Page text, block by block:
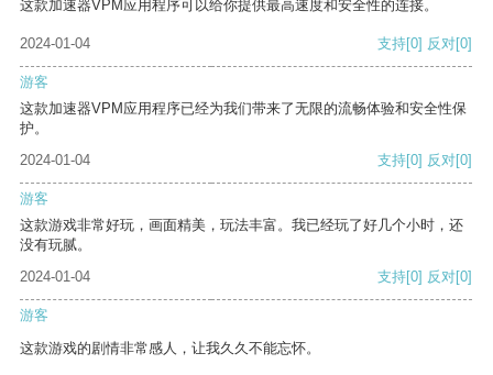
这款加速器VPM应用程序可以给你提供最高速度和安全性的连接。
2024-01-04 支持[0] 反对[0]
游客
这款加速器VPM应用程序已经为我们带来了无限的流畅体验和安全性保
护。
2024-01-04
支持[0] 反对[0]
游客
这款游戏非常好玩，画面精美，玩法丰富。我已经玩了好几个小时，还
没有玩腻。
2024-01-04
支持[0] 反对[0]
游客
这款游戏的剧情非常感人，让我久久不能忘怀。